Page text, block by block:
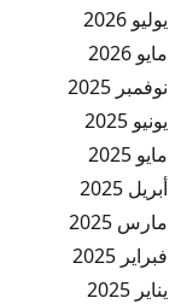
يوليو 2026
مايو 2026
نوفمبر 2025
يونيو 2025
مايو 2025
أبريل 2025
مارس 2025
فبراير 2025
يناير 2025